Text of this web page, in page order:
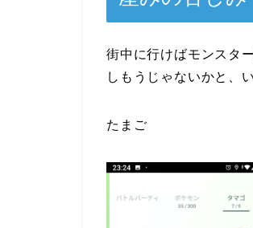
街中に行けばモンスタ
しもうじゃないかと、
たまご